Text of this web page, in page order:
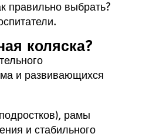
правильно выбрать?
коляска?
и развивающихся
рамы
и стабильного